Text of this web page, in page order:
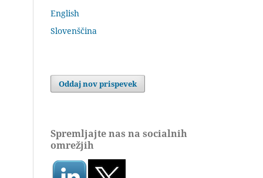
English
Slovenščina
Oddaj nov prispevek
Spremljajte nas na socialnih
omrežjih